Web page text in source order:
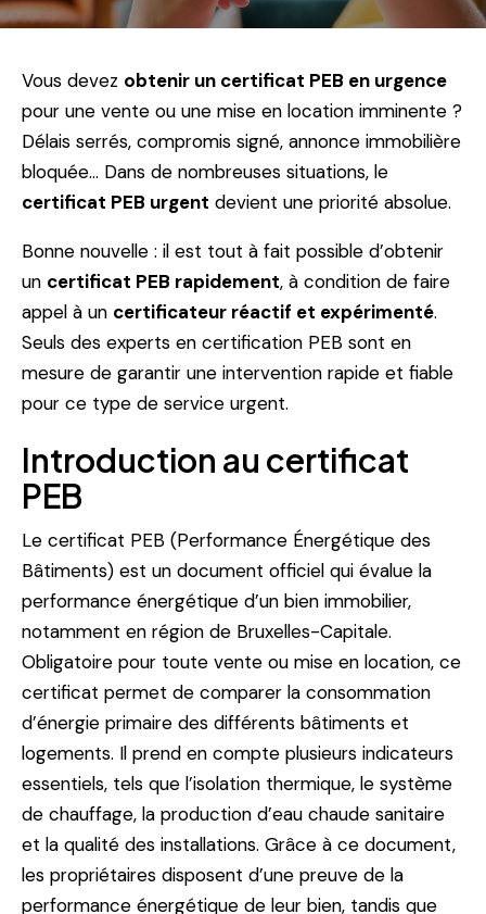
Vous devez obtenir un certificat PEB en urgence
pour une vente ou une mise en location imminente ?
Délais serrés, compromis signé, annonce immobilière
bloquée… Dans de nombreuses situations, le
certificat PEB urgent devient une priorité absolue.
Bonne nouvelle : il est tout à fait possible d’obtenir
un certificat PEB rapidement, à condition de faire
appel à un certificateur réactif et expérimenté.
Seuls des experts en certification PEB sont en
mesure de garantir une intervention rapide et fiable
pour ce type de service urgent.
Introduction au certificat
PEB
Le certificat PEB (Performance Énergétique des
Bâtiments) est un document officiel qui évalue la
performance énergétique d’un bien immobilier,
notamment en région de Bruxelles-Capitale.
Obligatoire pour toute vente ou mise en location, ce
certificat permet de comparer la consommation
d’énergie primaire des différents bâtiments et
logements. Il prend en compte plusieurs indicateurs
essentiels, tels que l’isolation thermique, le système
de chauffage, la production d’eau chaude sanitaire
et la qualité des installations. Grâce à ce document,
les propriétaires disposent d’une preuve de la
performance énergétique de leur bien, tandis que